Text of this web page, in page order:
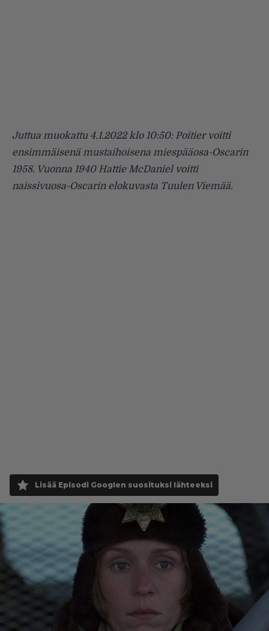
Juttua muokattu 4.1.2022 klo 10:50: Poitier voitti
ensimmäisenä mustaihoisena miespääosa-Oscarin
1958. Vuonna 1940 Hattie McDaniel voitti
naissivuosa-Oscarin elokuvasta Tuulen Viemää.
Lisää Episodi Googlen suosituksi lähteeksi